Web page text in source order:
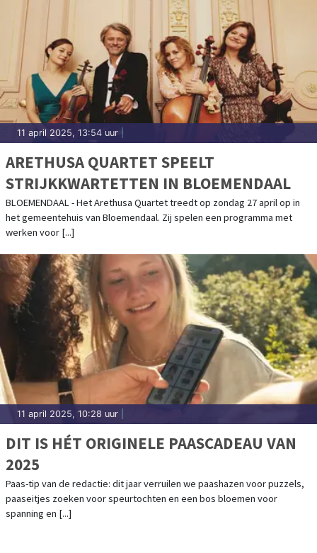
11 april 2025, 13:54 uur
ARETHUSA QUARTET SPEELT
STRIJKKWARTETTEN IN BLOEMENDAAL
BLOEMENDAAL - Het Arethusa Quartet treedt op zondag 27 april op in
het gemeentehuis van Bloemendaal. Zij spelen een programma met
werken voor [...]
11 april 2025, 10:28 uur
DIT IS HÉT ORIGINELE PAASCADEAU VAN
2025
Paas-tip van de redactie: dit jaar verruilen we paashazen voor puzzels,
paaseitjes zoeken voor speurtochten en een bos bloemen voor
spanning en [...]